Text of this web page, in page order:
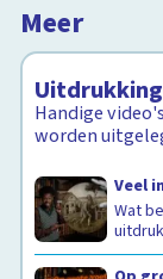
Meer
Handige
worden
Veel
Wat